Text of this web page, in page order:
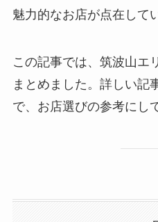
魅力的なお店が点在して
この記事では、筑波山エ
まとめました。詳しい記
で、お店選びの参考にし